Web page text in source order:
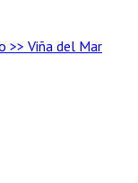
>> Viña del Mar